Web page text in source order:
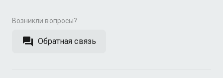
Возникли вопросы?
Обратная связь